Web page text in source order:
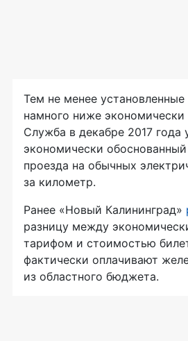
Тем не менее
намного ниже экономически
Служба в декабре 2017 года
экономически
проезда на обычных
за километр.
Ранее «Новый Калининград»
разницу между
тарифом и стоимостью
фактически оплачивают
из областного бюджета.